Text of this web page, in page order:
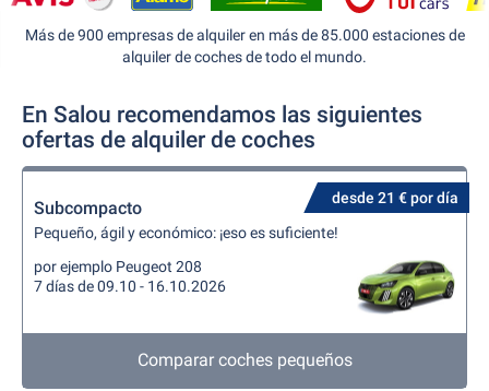
Más de 900 empresas de alquiler en más de 85.000 estaciones de
alquiler de coches de todo el mundo.
En Salou recomendamos las siguientes
ofertas de alquiler de coches
desde 21 € por día
Subcompacto
Pequeño, ágil y económico: ¡eso es suficiente!
por ejemplo Peugeot 208
7 días de 09.10 - 16.10.2026
Comparar coches pequeños